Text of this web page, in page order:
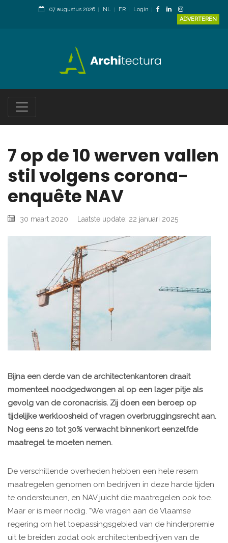
07 augustus 2026 NL FR
Login
ADVERTEREN
7 op de 10 werven vallen
stil volgens corona-
enquête NAV
30 maart 2020 Laatste update: 22 januari 2025
Bijna een derde van de architectenkantoren draait
momenteel noodgedwongen al op een lager pitje als
gevolg van de coronacrisis. Zij doen een beroep op
tijdelijke werkloosheid of vragen overbruggingsrecht aan.
Nog eens 20 tot 30% verwacht binnenkort eenzelfde
maatregel te moeten nemen.
De verschillende overheden hebben een hele resem
maatregelen genomen om bedrijven in deze harde tijden
te ondersteunen, en NAV juicht die maatregelen ook toe.
Maar er is meer nodig. "We vragen aan de Vlaamse
regering om het toepassingsgebied van de hinderpremie
uit te breiden zodat ook architectenbedrijven van de